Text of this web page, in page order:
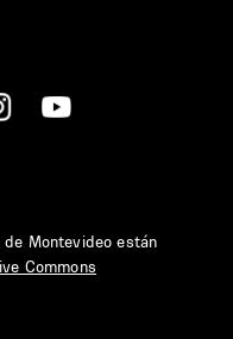
Montevideo están
Commons